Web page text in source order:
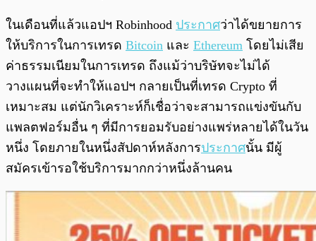
ในเดือนที่แล้วแอปฯ Robinhood ประกาศว่าได้ขยายการ
ให้บริการในการเทรด Bitcoin และ Ethereum โดยไม่เสีย
ค่าธรรมเนียมในการเทรด ถึงแม้ว่าบริษัทจะไม่ได้
วางแผนที่จะทำให้แอปฯ กลายเป็นที่เทรด Crypto ที่
เหมาะสม แต่นักวิเคราะห์ก็เชื่อว่าจะสามารถแข่งขันกับ
แพลตฟอร์มอื่น ๆ ที่มีการยอมรับอย่างแพร่หลายได้ในวัน
หนึ่ง โดยภายในหนึ่งสัปดาห์หลังการประกาศนั้น มีผู้
สมัครเข้ารอใช้บริการมากกว่าหนึ่งล้านคน